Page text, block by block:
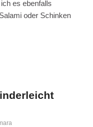
es ebenfalls
oder Schinken